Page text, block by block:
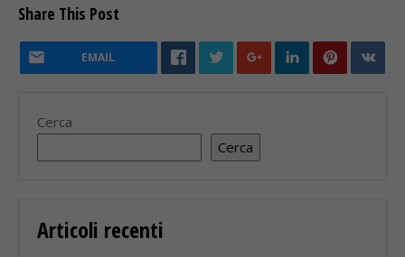
Share This Post
EMAIL
Cerca
Cerca
Articoli recenti